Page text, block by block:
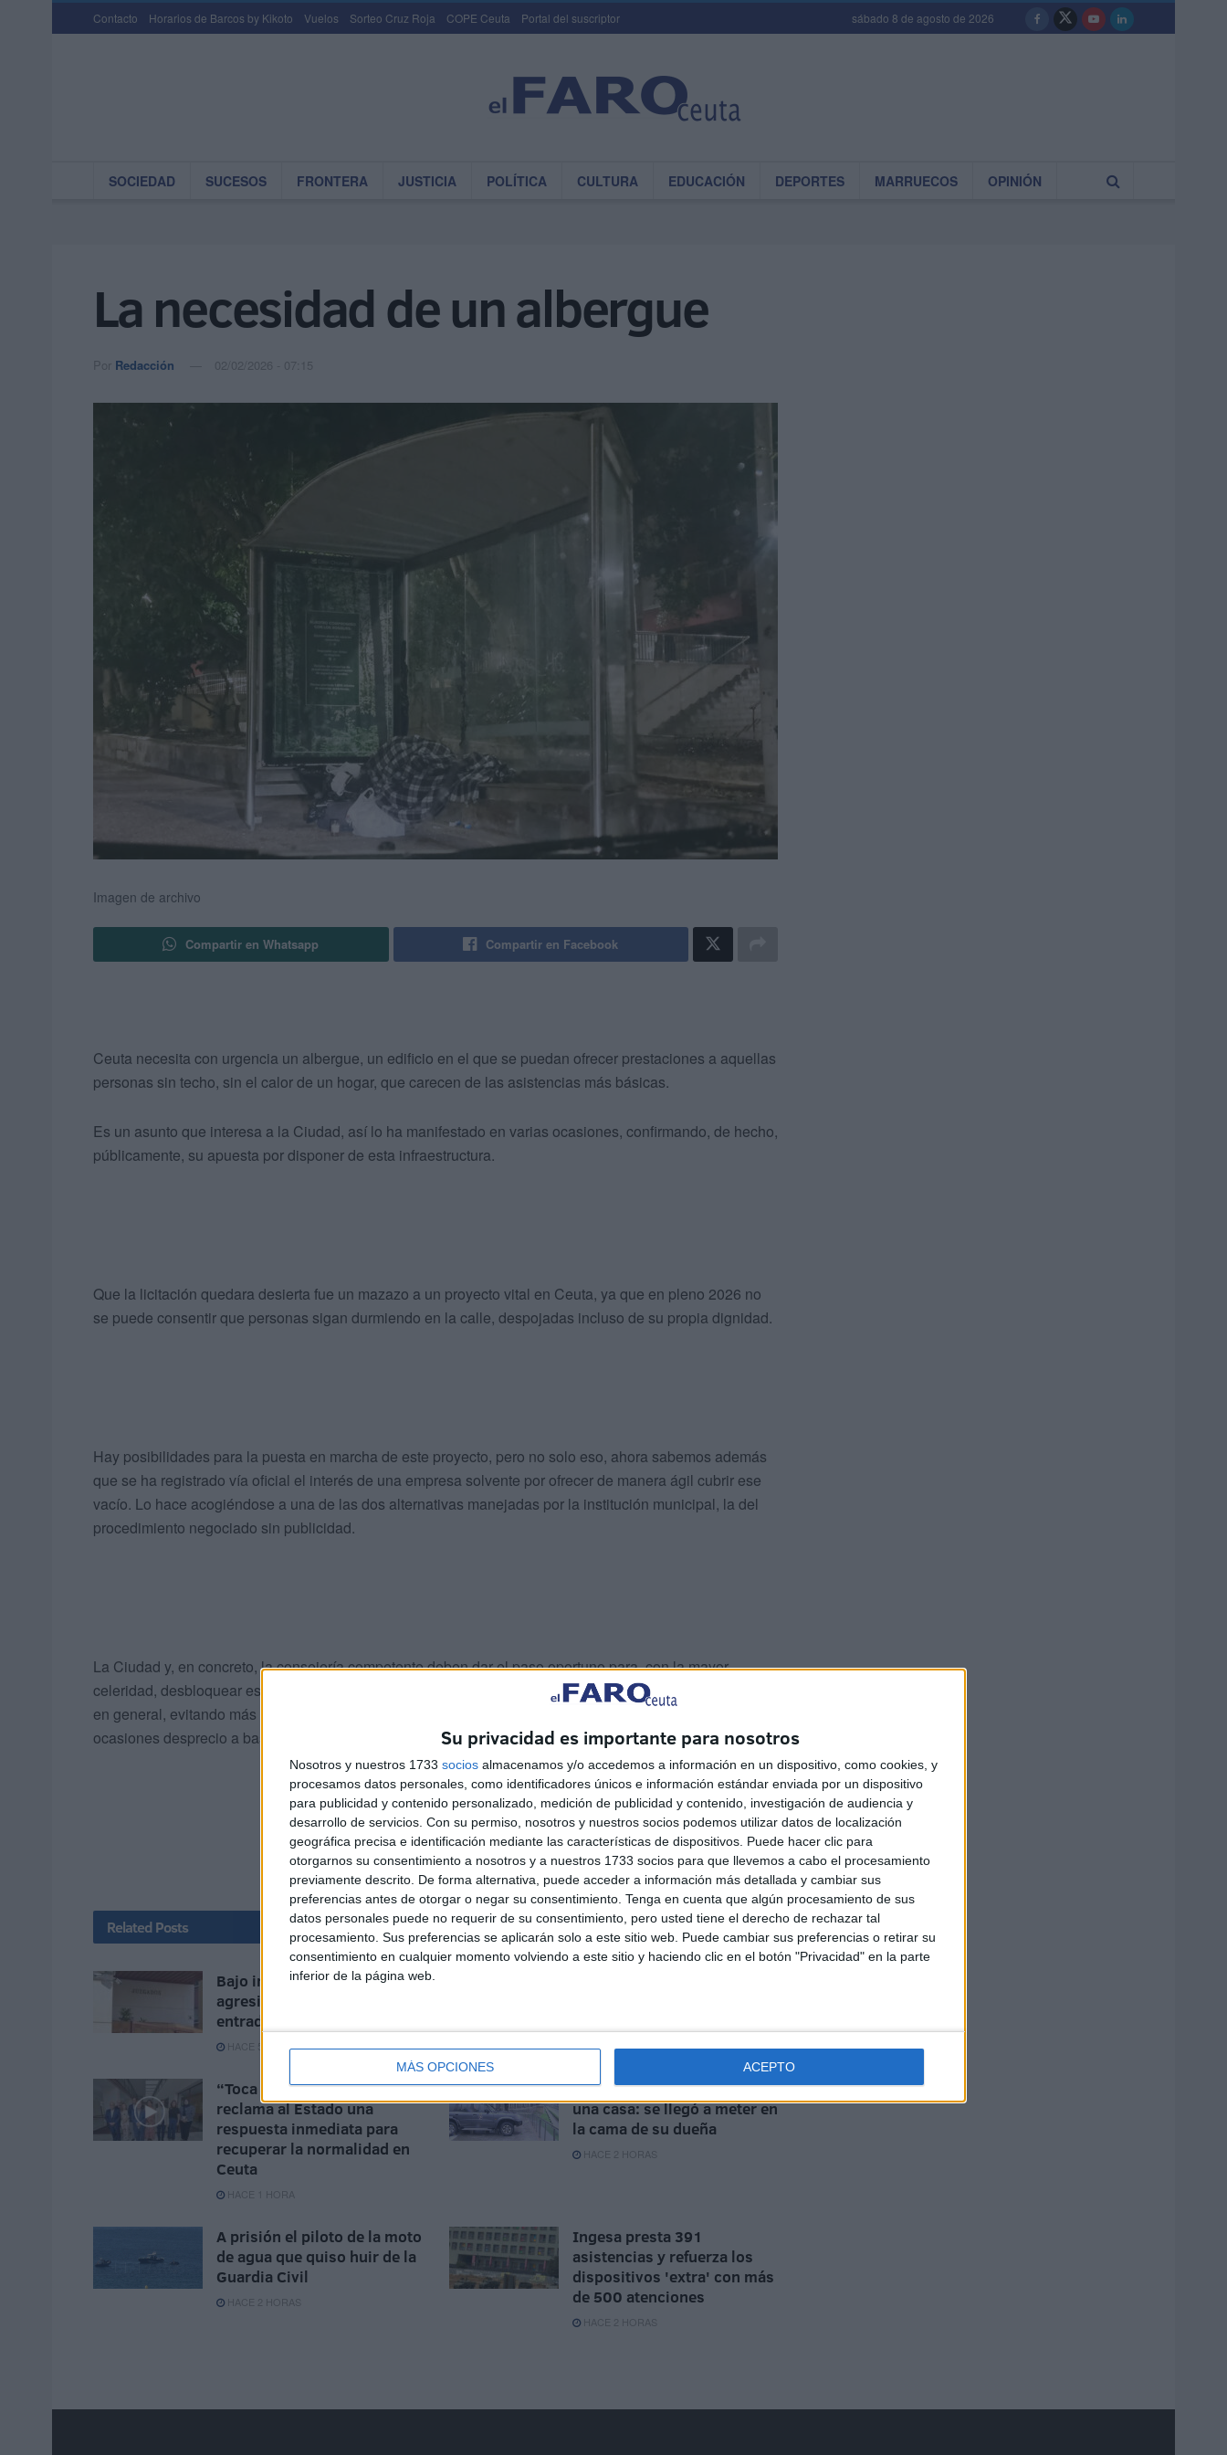
Su privacidad es importante para nosotros
Nosotros y nuestros 1733 socios almacenamos y/o accedemos a información en un dispositivo, como cookies, y
procesamos datos personales, como identificadores únicos e información estándar enviada por un dispositivo
para publicidad y contenido personalizado, medición de publicidad y contenido, investigación de audiencia y
desarrollo de servicios. Con su permiso, nosotros y nuestros socios podemos utilizar datos de localización
geográfica precisa e identificación mediante las características de dispositivos. Puede hacer clic para
otorgarnos su consentimiento a nosotros y a nuestros 1733 socios para que llevemos a cabo el procesamiento
previamente descrito. De forma alternativa, puede acceder a información más detallada y cambiar sus
preferencias antes de otorgar o negar su consentimiento. Tenga en cuenta que algún procesamiento de sus
datos personales puede no requerir de su consentimiento, pero usted tiene el derecho de rechazar tal
procesamiento. Sus preferencias se aplicarán solo a este sitio web. Puede cambiar sus preferencias o retirar su
consentimiento en cualquier momento volviendo a este sitio y haciendo clic en el botón "Privacidad" en la parte
inferior de la página web.
MÁS OPCIONES ACEPTO
Contacto Horarios de Barcos by Kikoto Vuelos Sorteo Cruz Roja COPE Ceuta Portal del suscriptor sábado 8 de agosto de 2026
SOCIEDAD SUCESOS FRONTERA JUSTICIA POLÍTICA CULTURA EDUCACIÓN DEPORTES MARRUECOS OPINIÓN
La necesidad de un albergue
Por Redacción 02/02/2026 - 07:15
Imagen de archivo
Compartir en Whatsapp Compartir en Facebook
Ceuta necesita con urgencia un albergue, un edificio en el que se puedan ofrecer prestaciones a aquellas
personas sin techo, sin el calor de un hogar, que carecen de las asistencias más básicas.
Es un asunto que interesa a la Ciudad, así lo ha manifestado en varias ocasiones, confirmando, de hecho,
públicamente, su apuesta por disponer de esta infraestructura.
Que la licitación quedara desierta fue un mazazo a un proyecto vital en Ceuta, ya que en pleno 2026 no
se puede consentir que personas sigan durmiendo en la calle, despojadas incluso de su propia dignidad.
Hay posibilidades para la puesta en marcha de este proyecto, pero no solo eso, ahora sabemos además
que se ha registrado vía oficial el interés de una empresa solvente por ofrecer de manera ágil cubrir ese
vacío. Lo hace acogiéndose a una de las dos alternativas manejadas por la institución municipal, la del
procedimiento negociado sin publicidad.
La Ciudad y, en concreto, la consejería competente deben dar el paso oportuno para, con la mayor
celeridad, desbloquear este asunto, que además preocupa a las formaciones políticas y a la ciudadanía
en general, evitando más imágenes duras de quienes tienen que vivir arrastrando una bolsa, sintiendo en
ocasiones desprecio a base de miradas o expuestos a cualquier accidente.
Related Posts
Bajo investigación judicial 6
agresiones sexuales tras la
entrada masiva en Ceuta
HACE 51 MINUTOS
“Toca resistir”: Vivas
reclama al Estado una
respuesta inmediata para
recuperar la normalidad en
Ceuta
HACE 1 HORA
Condenado tras entrar en
una casa: se llegó a meter en
la cama de su dueña
HACE 2 HORAS
A prisión el piloto de la moto
de agua que quiso huir de la
Guardia Civil
HACE 2 HORAS
Ingesa presta 391
asistencias y refuerza los
dispositivos 'extra' con más
de 500 atenciones
HACE 2 HORAS